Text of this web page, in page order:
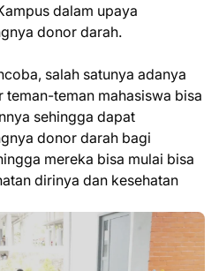
dalam upaya
donor darah.
salah satunya adanya
teman-teman mahasiswa bisa
sehingga dapat
donor darah bagi
mereka bisa mulai bisa
dirinya dan kesehatan